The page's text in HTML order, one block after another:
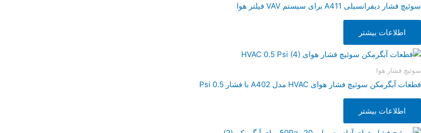
سوئیچ فشار دیفرانسیلی A411 برای سیستم VAV فیلتر هوا
اطلاعات بیشتر
سوئیچ فشار هوا
قطعات آبگرمکن سوئیچ فشار هوای HVAC مدل A402 با فشار 0.5 Psi
اطلاعات بیشتر